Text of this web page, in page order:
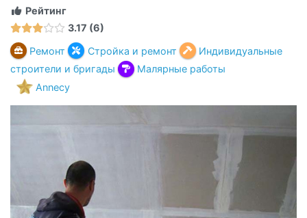
Рейтинг
3.17 6
Ремонт
Стройка и ремонт
Индивидуальные
строители и бригады
Малярные работы
Annecy